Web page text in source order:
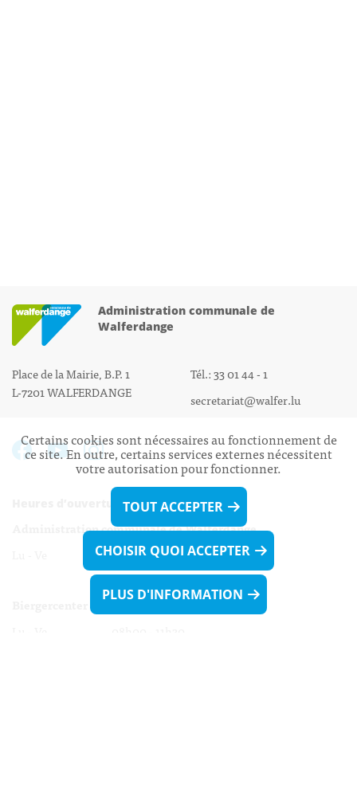
Administration communale de
Walferdange
Place de la Mairie, B.P. 1
L-7201 WALFERDANGE
Tél.: 33 01 44 - 1
secretariat@walfer.lu
Heures d’ouverture:
Administration communale de Walferdange
Lu - Ve 08h00 - 11h30
13h30 - 16h00
Certains cookies sont nécessaires au fonctionnement de
ce site. En outre, certains services externes nécessitent
votre autorisation pour fonctionner.
TOUT ACCEPTER
CHOISIR QUOI ACCEPTER
PLUS D'INFORMATION